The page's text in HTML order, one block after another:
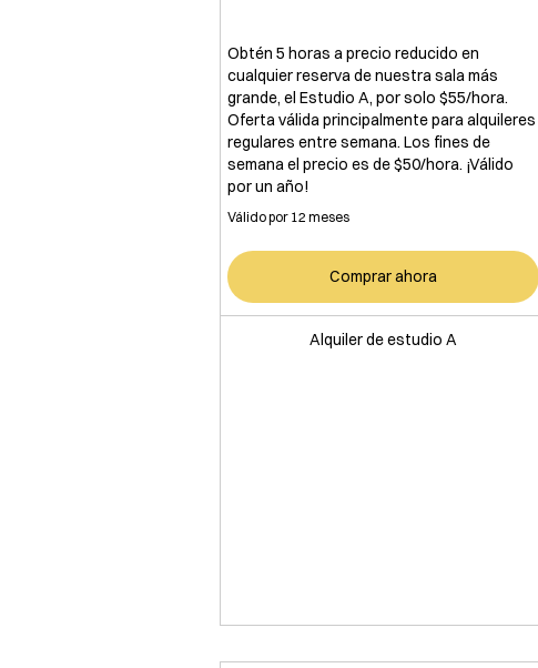
Obtén 5 horas a precio reducido en
cualquier reserva de nuestra sala más
grande, el Estudio A, por solo $55/hora.
Oferta válida principalmente para alquileres
regulares entre semana. Los fines de
semana el precio es de $50/hora. ¡Válido
por un año!
Válido por 12 meses
Comprar ahora
Alquiler de estudio A